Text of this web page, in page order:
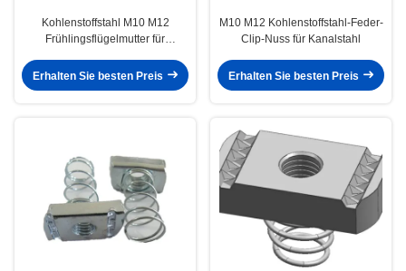
Kohlenstoffstahl M10 M12
Frühlingsflügelmutter für
Erhalten Sie besten Preis
M10 M12 Kohlenstoffstahl-Feder-
Clip-Nuss für Kanalstahl
Erhalten Sie besten Preis